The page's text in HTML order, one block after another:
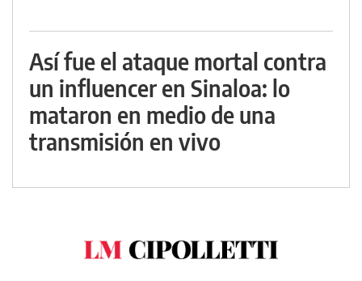
Así fue el ataque mortal contra
un influencer en Sinaloa: lo
mataron en medio de una
transmisión en vivo